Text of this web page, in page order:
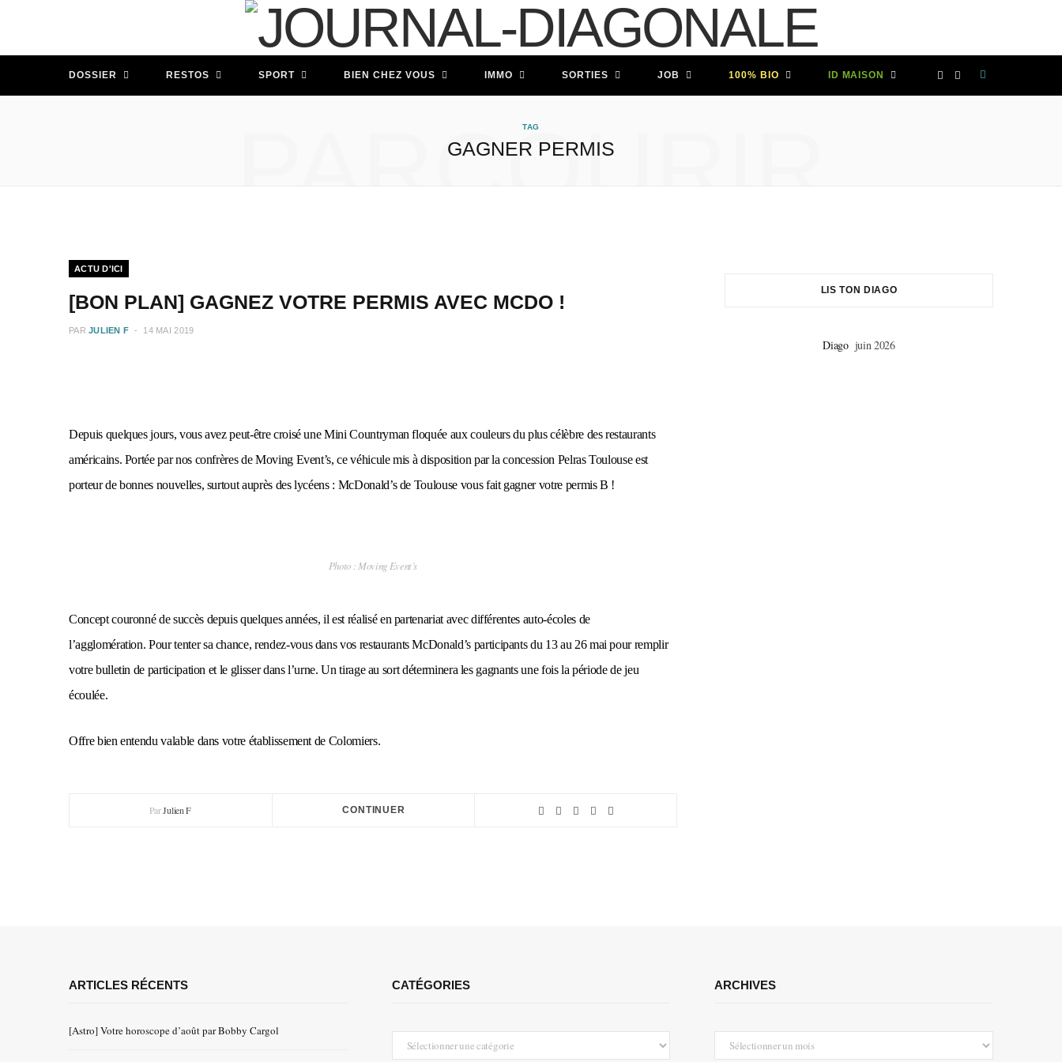
F I
DOSSIER RESTOS SPORT BIEN CHEZ VOUS IMMO SORTIES JOB 100% BIO ID MAISON
TAG
GAGNER PERMIS
PARCOURIR
ACTU D'ICI
[BON PLAN] GAGNEZ VOTRE PERMIS AVEC MCDO !
PAR JULIEN F 14 MAI 2019
Depuis quelques jours, vous avez peut-être croisé une Mini Countryman floquée aux couleurs du plus célèbre des restaurants
américains. Portée par nos confrères de Moving Event’s, ce véhicule mis à disposition par la concession Pelras Toulouse est
porteur de bonnes nouvelles, surtout auprès des lycéens : McDonald’s de Toulouse vous fait gagner votre permis B !
Photo : Moving Event’s
Concept couronné de succès depuis quelques années, il est réalisé en partenariat avec différentes auto-écoles de
l’agglomération.Pour tenter sa chance, rendez-vous dans vos restaurants McDonald’s participants du 13 au 26 mai pour remplir
votre bulletin de participation et le glisser dans l’urne. Un tirage au sort déterminera les gagnants une fois la période de jeu
écoulée.
Offre bien entendu valable dans votre établissement de Colomiers.
ParJulien F CONTINUER
LIS TON DIAGO
Diago juin 2026
ARTICLES RÉCENTS
[Astro] Votre horoscope d’août par Bobby Cargol
CATÉGORIES
Catégories
ARCHIVES
Archives